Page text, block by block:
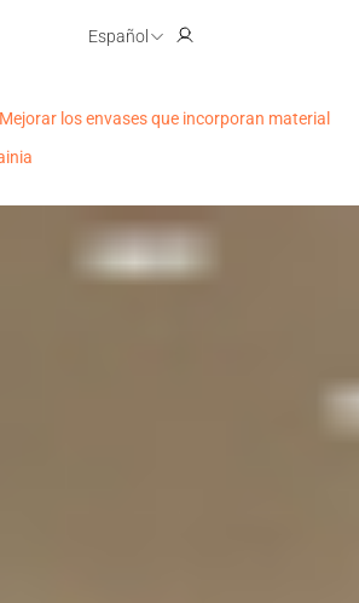
Español
Mejorar los envases que incorporan material